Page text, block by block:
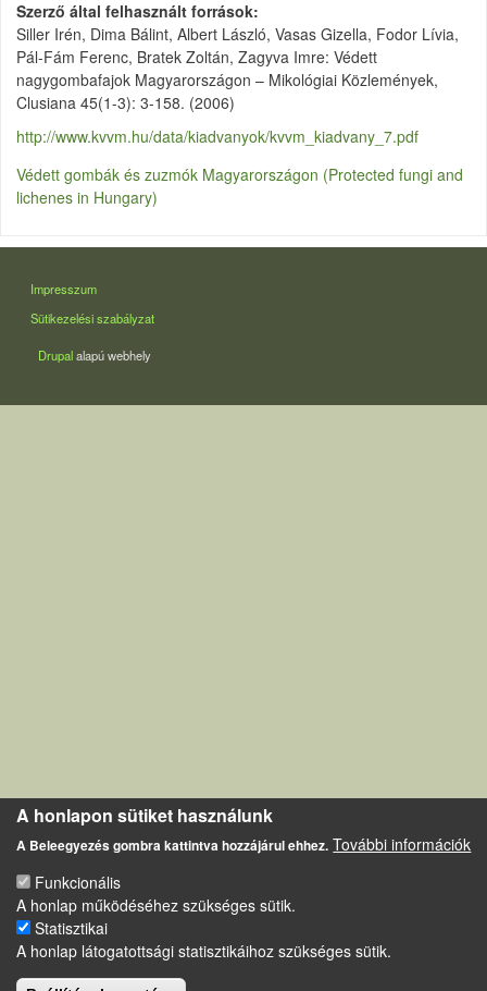
Szerző által felhasznált források
Siller Irén, Dima Bálint, Albert László, Vasas Gizella, Fodor Lívia,
Pál-Fám Ferenc, Bratek Zoltán, Zagyva Imre: Védett
nagygombafajok Magyarországon – Mikológiai Közlemények,
Clusiana 45(1-3): 3-158. (2006)
http://www.kvvm.hu/data/kiadvanyok/kvvm_kiadvany_7.pdf
Védett gombák és zuzmók Magyarországon (Protected fungi and
lichenes in Hungary)
LÁBLÉC
Impresszum
Sütikezelési szabályzat
Drupalalapú webhely
A honlapon sütiket használunk
A Beleegyezés gombra kattintva hozzájárul ehhez. További információk
Funkcionális
A honlap működéséhez szükséges sütik.
Statisztikai
A honlap látogatottsági statisztikáihoz szükséges sütik.